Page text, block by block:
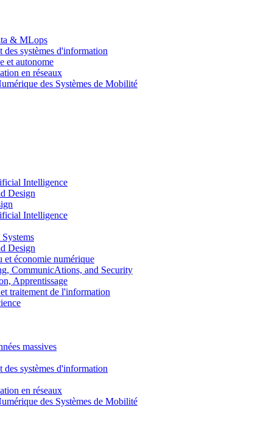
& MLops
des systèmes d'information
et autonome
en réseaux
des Systèmes de Mobilité
Intelligence
Design
Intelligence
Design
économie numérique
CommunicAtions, and Security
Apprentissage
traitement de l'information
massives
des systèmes d'information
en réseaux
des Systèmes de Mobilité